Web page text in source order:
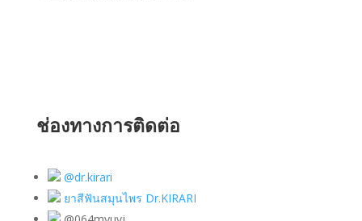
ช่องทางการติดต่อ
@dr.kirari
ยาสีฟันสมุนไพร Dr.KIRARI